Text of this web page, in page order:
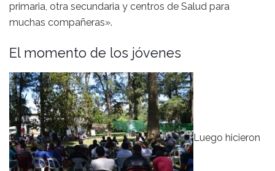
primaria, otra secundaria y centros de Salud para
muchas compañeras».
El momento de los jóvenes
Luego hicieron